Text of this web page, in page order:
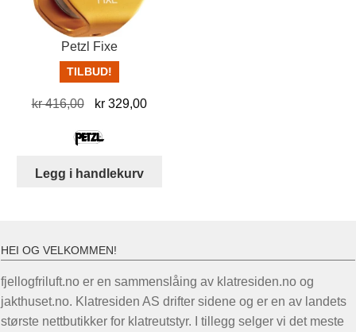
Petzl Fixe
TILBUD!
kr416,00
Opprinnelig
var:
kr 329,00Nåværende
Legg i handlekurv
HEI OG VELKOMMEN!
fjellogfriluft.no er en sammenslåing av klatresiden.no og
jakthuset.no. Klatresiden AS drifter sidene og er en av landets
største nettbutikker for klatreutstyr. I tillegg selger vi det meste